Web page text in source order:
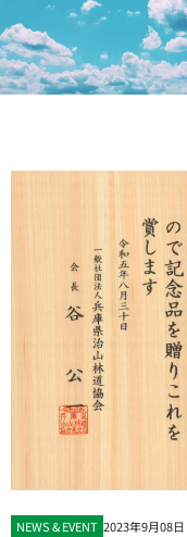
NEWS & EVENT 2023年9月08日